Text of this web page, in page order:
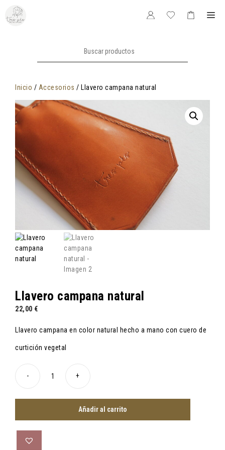
Saltar
contenido
Inicio / Accesorios / Llavero campana natural
Llavero campana natural
22,00 €
Llavero campana en color natural hecho a mano con cuero de
curtición vegetal
-
Llavero
natural
cantidad
+
Añadir al carrito